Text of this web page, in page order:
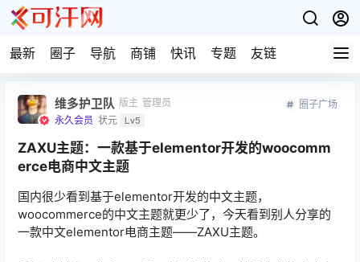
最新 圈子 导航 商铺 快讯 专题 友链
维多护卫队 版主 管理员
永久会员 状元 Lv5
圈子广场
ZAXU主题：一款基于elementor开发的woocomm
erce电商中文主题
国内很少看到基于elementor开发的中文主题，
woocommerce的中文主题就更少了，今天看到别人分享的
一款中文elementor电商主题——ZAXU主题。